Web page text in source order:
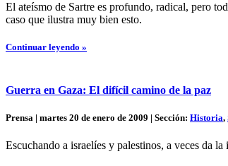
El ateísmo de Sartre es profundo, radical, pero
caso que ilustra muy bien esto.
Continuar leyendo »
Guerra en Gaza: El difícil camino de la paz
Prensa | martes 20 de enero de 2009 | Sección: Historia,
Escuchando a israelíes y palestinos, a veces da